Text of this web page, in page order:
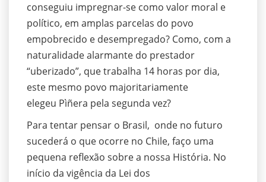
conseguiu impregnar-se como valor moral e
político, em amplas parcelas do povo
empobrecido e desempregado? Como, com a
naturalidade alarmante do prestador
“uberizado”, que trabalha 14 horas por dia,
este mesmo povo majoritariamente
elegeu Pìñera pela segunda vez?
Para tentar pensar o Brasil, onde no futuro
sucederá o que ocorre no Chile, faço uma
pequena reflexão sobre a nossa História. No
início da vigência da Lei dos